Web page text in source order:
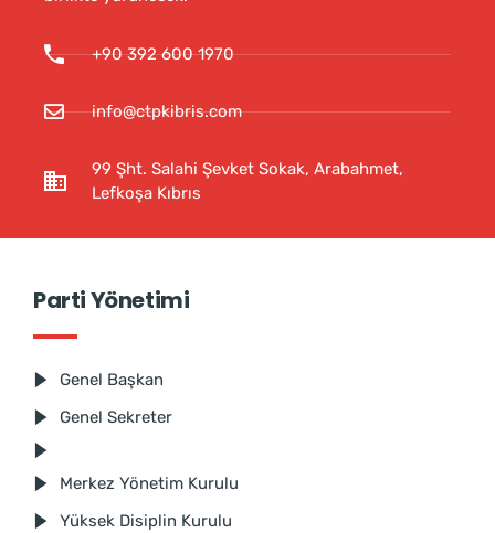
+90 392 600 1970
info@ctpkibris.com
99 Şht. Salahi Şevket Sokak, Arabahmet,
Lefkoşa Kıbrıs
Parti Yönetimi
Genel Başkan
Genel Sekreter
Merkez Yönetim Kurulu
Yüksek Disiplin Kurulu